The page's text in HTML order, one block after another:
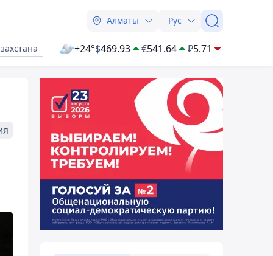
Алматы Рус
+24°$469.93 €541.64 ₽5.71